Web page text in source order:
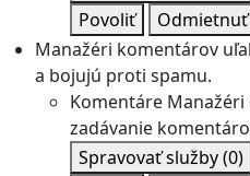
Povoliť
Odmietnuť
Manažéri komentárov
a bojujú proti spamu.
Komentáre
zadávanie
Spravovať služby(0)